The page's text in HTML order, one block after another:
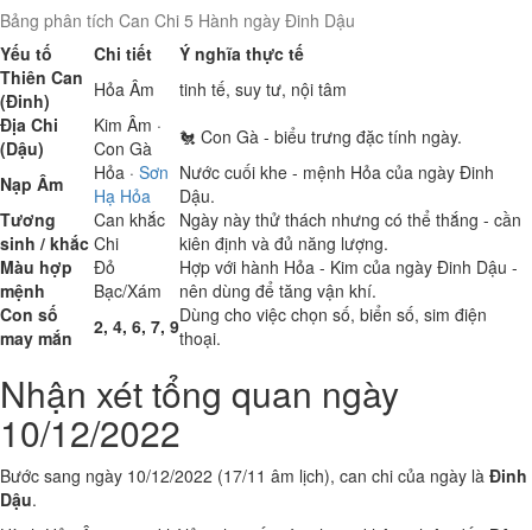
Bảng phân tích Can Chi 5 Hành ngày Đinh Dậu
Yếu tố
Chi tiết
Ý nghĩa thực tế
Thiên Can
(Đinh)
Hỏa Âm
tinh tế, suy tư, nội tâm
Địa Chi
(Dậu)
Kim Âm ·
Con Gà
🐔 Con Gà - biểu trưng đặc tính ngày.
Nạp Âm
Hỏa · Sơn
Hạ Hỏa
Nước cuối khe - mệnh Hỏa của ngày Đinh
Dậu.
Tương
sinh / khắc
Can khắc
Chi
Ngày này thử thách nhưng có thể thắng - cần
kiên định và đủ năng lượng.
Màu hợp
mệnh
Đỏ
Bạc/Xám
Hợp với hành Hỏa - Kim của ngày Đinh Dậu -
nên dùng để tăng vận khí.
Con số
may mắn
2, 4, 6, 7, 9Dùng cho việc chọn số, biển số, sim điện
thoại.
Nhận xét tổng quan ngày
10/12/2022
Bước sang ngày 10/12/2022 (17/11 âm lịch), can chi của ngày là Đinh
Dậu.